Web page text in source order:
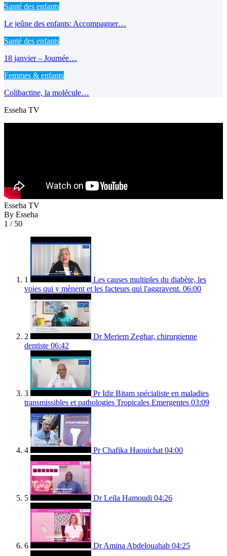
Santé des enfants
Le jeûne des enfants: Accompagner…
Santé des enfants
18 janvier – Journée…
Femmes & enfants
Colibactine, la molécule…
Esseha TV
Esseha TV
By Esseha
1 / 50
1
Les causes multiples du diabète, les
voies qui y mènent et les facteurs qui l'aggravent. 06:00
2
Dr Meriem Zeghar, chirurgienne
dentiste 06:42
3
Pr Idir Bitam spécialiste en maladies
transmissibles et pathologies Tropicales Emergentes 03:09
4 Pr Chafika Haouichat 04:00
5 Dr Leila Hamoudi 04:26
6 Dr Amina Abdelouahab 04:25